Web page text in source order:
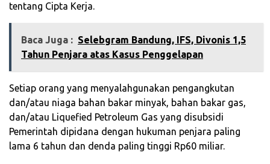
tentang Cipta Kerja.
Baca Juga : Selebgram Bandung, IFS, Divonis 1,5
Tahun Penjara atas Kasus Penggelapan
Setiap orang yang menyalahgunakan pengangkutan
dan/atau niaga bahan bakar minyak, bahan bakar gas,
dan/atau Liquefied Petroleum Gas yang disubsidi
Pemerintah dipidana dengan hukuman penjara paling
lama 6 tahun dan denda paling tinggi Rp60 miliar.